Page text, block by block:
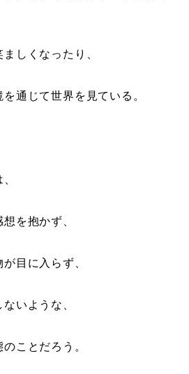
しくなったり、
通じて世界を見ている。
を抱かず、
目に入らず、
いような、
ことだろう。